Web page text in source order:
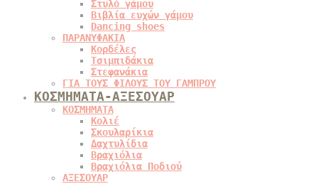
Στυλό γάμου
Βιβλία ευχών γάμου
Dancing shoes
ΠΑΡΑΝΥΦΑΚΙΑ
Κορδέλες
Τσιμπιδάκια
Στεφανάκια
ΓΙΑ ΤΟΥΣ ΦΙΛΟΥΣ ΤΟΥ ΓΑΜΠΡΟΥ
ΚΟΣΜΗΜΑΤΑ-ΑΞΕΣΟΥΑΡ
ΚΟΣΜΗΜΑΤΑ
Κολιέ
Σκουλαρίκια
Δαχτυλίδια
Βραχιόλια
Βραχιόλια Ποδιού
ΑΞΕΣΟΥΑΡ